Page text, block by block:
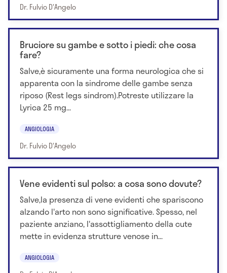
Dr. Fulvio D'Angelo
Bruciore su gambe e sotto i piedi: che cosa
fare?
Salve,è sicuramente una forma neurologica che si
apparenta con la sindrome delle gambe senza
riposo (Rest legs sindrom).Potreste utilizzare la
Lyrica 25 mg...
ANGIOLOGIA
Dr. Fulvio D'Angelo
Vene evidenti sul polso: a cosa sono dovute?
Salve,la presenza di vene evidenti che spariscono
alzando l'arto non sono significative. Spesso, nel
paziente anziano, l'assottigliamento della cute
mette in evidenza strutture venose in...
ANGIOLOGIA